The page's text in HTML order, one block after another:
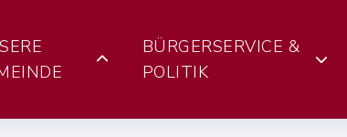
BÜRGERSERVICE &
POLITIK